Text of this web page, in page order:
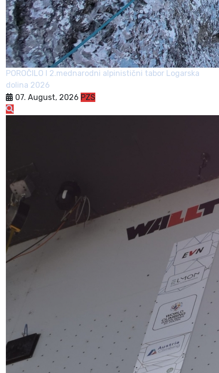
POROČILO I 2.mednarodni alpinistični tabor Logarska
dolina 2026
07. August, 2026 PZS